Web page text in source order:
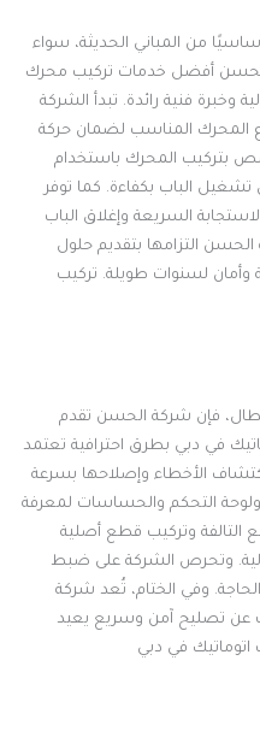
أساسيًا من المباني الحديثة، سواء
الحسن أفضل خدمات تركيب محرك
وخبرة فنية رائدة. تبدأ الشركة
المحرك المناسب لضمان حركة
بتركيب المحرك باستخدام
تشغيل الباب بكفاءة. كما توفر
السريعة وإغلاق الباب
التزامها بتقديم حلول
وأمان لسنوات طويلة. تركيب
أعطال، فإن شركة الحسن تقدم
في دبي بطرق احترافية تعتمد
الأخطاء وإصلاحها بسرعة
التحكم والحساسات لمعرفة
التالفة وتركيب قطع أصلية
وتحرص الشركة على ضبط
وفي الختام، تُعد شركة
عن تصليح آمن وسريع يعيد
اتوماتيك في دبي